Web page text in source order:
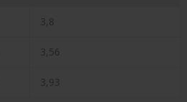
3,8
3,56
3,93